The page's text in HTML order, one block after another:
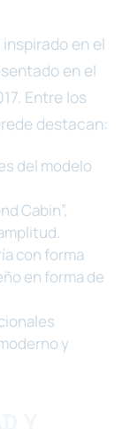
en el
en el
Entre los
destacan:
del modelo
Cabin”,
con forma
en forma de
y